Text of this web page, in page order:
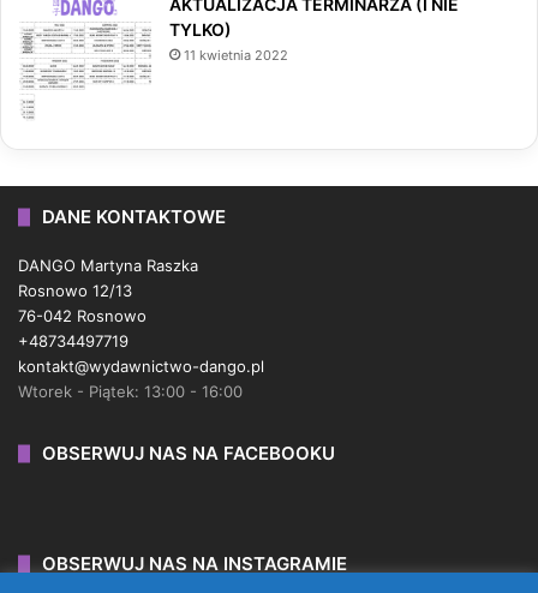
AKTUALIZACJA TERMINARZA (I NIE
TYLKO)
11 kwietnia 2022
DANE KONTAKTOWE
DANGO Martyna Raszka
Rosnowo 12/13
76-042 Rosnowo
+48734497719
kontakt@wydawnictwo-dango.pl
Wtorek - Piątek: 13:00 - 16:00
OBSERWUJ NAS NA FACEBOOKU
OBSERWUJ NAS NA INSTAGRAMIE